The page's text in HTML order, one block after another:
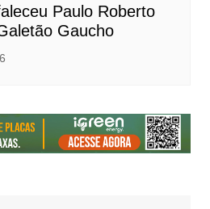
Paulo Roberto
Gaucho